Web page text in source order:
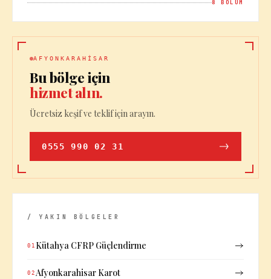
8 BÖLÜM
AFYONKARAHISAR
Bu bölge için
hizmet alın.
Ücretsiz keşif ve teklif için arayın.
0555 990 02 31
/ YAKIN BÖLGELER
01 Kütahya CFRP Güçlendirme
02 Afyonkarahisar Karot